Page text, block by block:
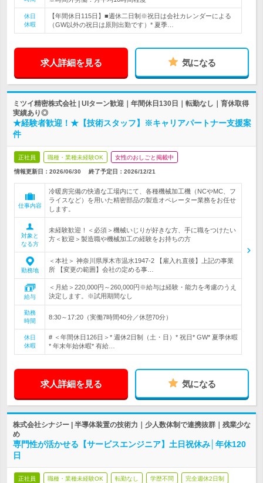
休日
休暇
【年間休日115日】■週休二日制※祝日は会社カレンダーによる
（GW以外の祝日は原則出勤です）* 夏季…
求人詳細を見る 気になる
ミツイ精密株式会社 | UIターン歓迎｜年間休日130日｜転勤なし｜育休取得
実績あり◎
★経験者歓迎！★【技術スタッフ】※キャリアパートナー支援案
件
正社員 職種・業種未経験OK 女性のおしごと掲載中
情報更新日：2026/06/30 終了予定日： 2026/12/21
仕事内容
冷暖房完備の快適な工場内にて、各種機械加工機（NCやMC、フ
ライスなど）を用いた精密部品の製造オペレーター業務をお任せ
します。
対象と
なる方
未経験歓迎！＜必須＞機械いじりが好きな方、手に職をつけたい
方＜歓迎＞製造職や機械加工の経験をお持ちの方
勤務地
＜本社＞ 神奈川県厚木市温水1947-2 【雇入れ直後】上記の事業
所 【変更の範囲】会社の定める事…
給与
＜月給＞220,000円～260,000円※給与は経験・能力を考慮のうえ
決定します。※試用期間なし
勤務
時間
8:30～17:20（実働7時間40分／休憩70分）
休日
休暇
# ＜年間休日126日＞* 週休2日制（土・日）* 祝日* GW* 夏季休暇
* 年末年始休暇* 有給…
求人詳細を見る 気になる
株式会社シナジー | 半導体装置の技術力｜少人数体制で連携抜群｜残業少な
め
専門性が活かせる【サービスエンジニア】土日祝休み│年休120
日
正社員 職種・業種未経験OK 転勤なし 学歴不問 完全週休2日制